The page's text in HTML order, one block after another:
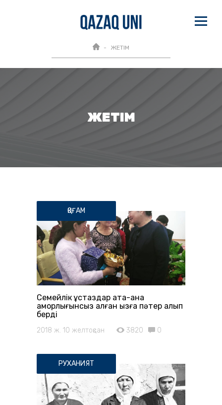
ЖЕТІМ
ЖЕТІМ
ҚОҒАМ
Семейлік ұстаздар ата-ана
қамқорлығынсыз қалған қызға пәтер алып
берді
2018 ж. 10 желтоқсан 3820 0
РУХАНИЯТ